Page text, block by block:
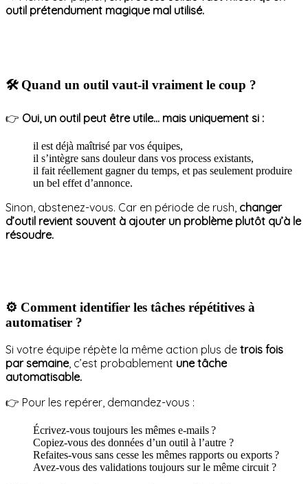
outil prétendument magique mal utilisé.
🛠️ Quand un outil vaut-il vraiment le coup ?
👉 Oui, un outil peut être utile… mais uniquement si :
il est déjà maîtrisé par vos équipes,
il s’intègre sans douleur dans vos process existants,
il fait réellement gagner du temps, et pas seulement produire
un bel effet d’annonce.
Sinon, abstenez-vous. Car en période de rush, changer
d’outil revient souvent à ajouter un problème plutôt qu’à le
résoudre.
⚙️ Comment identifier les tâches répétitives à
automatiser ?
Si votre équipe répète la même action plus de trois fois
par semaine, c’est probablement une tâche
automatisable.
👉 Pour les repérer, demandez-vous :
Écrivez-vous toujours les mêmes e-mails ?
Copiez-vous des données d’un outil à l’autre ?
Refaites-vous sans cesse les mêmes rapports ou exports ?
Avez-vous des validations toujours sur le même circuit ?